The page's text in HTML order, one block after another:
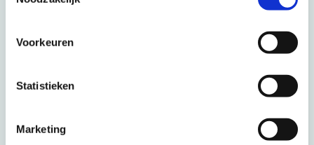
Voorkeuren
Statistieken
MarketingVeelzijdig vakantieland voor jong en oud